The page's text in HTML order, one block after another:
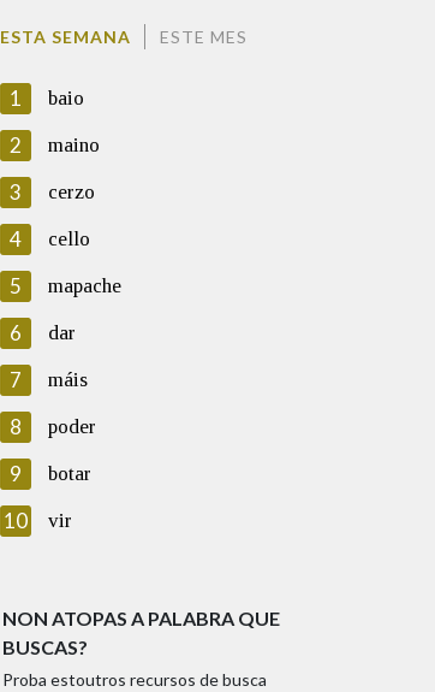
ESTA SEMANA ESTE MES
1 baio
2 maino
3 cerzo
4 cello
5 mapache
6 dar
7 máis
8 poder
9 botar
10 vir
NON ATOPAS A PALABRA QUE
BUSCAS?
Proba estoutros recursos de busca